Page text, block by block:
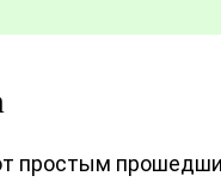
простым